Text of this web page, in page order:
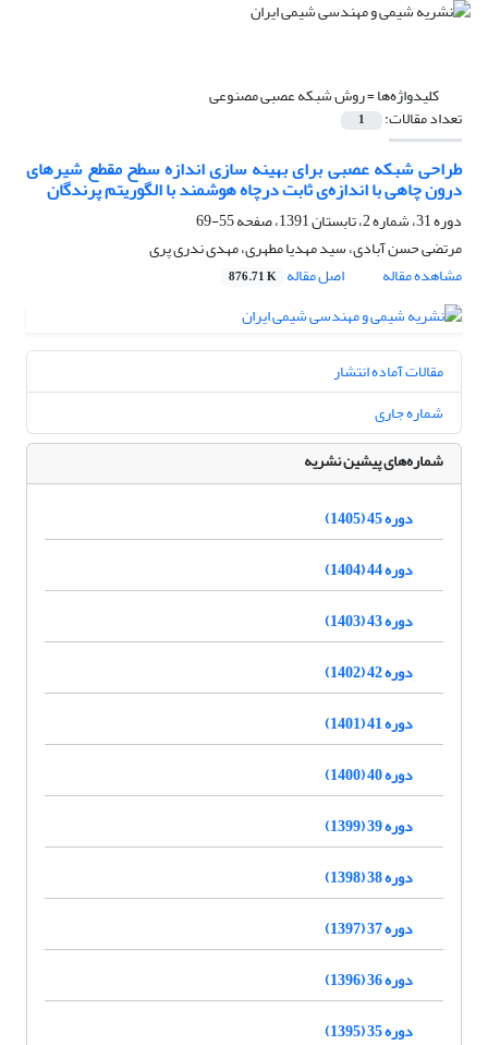
کلیدواژه‌ها =روش شبکه عصبی مصنوعی
تعداد مقالات: 1
طراحی شبکه عصبی برای بهینه سازی اندازه سطح مقطع شیرهای
درون چاهی با اندازه‌ی ثابت درچاه هوشمند با الگوریتم پرندگان
دوره 31، شماره 2، تابستان 1391، صفحه
55-69
مرتضی حسن آبادی، سید مهدیا مطهری، مهدی ندری پری
مشاهده مقاله
اصل مقاله 876.71 K
مقالات آماده انتشار
شماره جاری
شماره‌های پیشین نشریه
دوره 45 (1405)
دوره 44 (1404)
دوره 43 (1403)
دوره 42 (1402)
دوره 41 (1401)
دوره 40 (1400)
دوره 39 (1399)
دوره 38 (1398)
دوره 37 (1397)
دوره 36 (1396)
دوره 35 (1395)